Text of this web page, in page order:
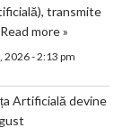
transmite
Read more »
2026 - 2:13 pm
Artificială devine